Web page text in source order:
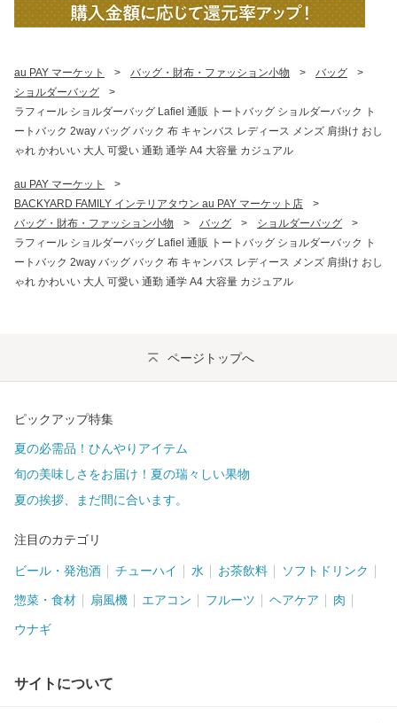
au PAY マーケット > バッグ・財布・ファッション小物 > バッグ
>
ショルダーバッグ
>
ラフィール ショルダーバッグ Lafiel 通販 トートバッグ ショルダーバック ト
ートバック 2way バッグ バック 布 キャンバス レディース メンズ 肩掛け おし
ゃれ かわいい 大人 可愛い 通勤 通学 A4 大容量 カジュアル
au PAY マーケット
>
BACKYARD FAMILY インテリアタウン au PAY マーケット店
>
バッグ・財布・ファッション小物
> バッグ > ショルダーバッグ
>
ラフィール ショルダーバッグ Lafiel 通販 トートバッグ ショルダーバック ト
ートバック 2way バッグ バック 布 キャンバス レディース メンズ 肩掛け おし
ゃれ かわいい 大人 可愛い 通勤 通学 A4 大容量 カジュアル
ページトップへ
ピックアップ特集
夏の必需品！ひんやりアイテム
旬の美味しさをお届け！夏の瑞々しい果物
夏の挨拶、まだ間に合います。
注目のカテゴリ
ビール・発泡酒 チューハイ 水 お茶飲料 ソフトドリンク
惣菜・食材 扇風機 エアコン フルーツ ヘアケア 肉
ウナギ
サイトについて